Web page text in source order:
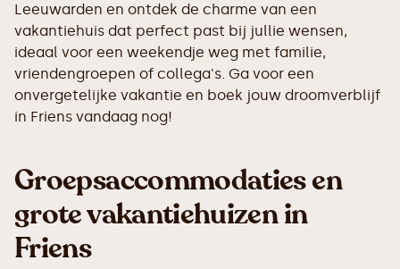
Leeuwarden en ontdek de charme van een
vakantiehuis dat perfect past bij jullie wensen,
ideaal voor een weekendje weg met familie,
vriendengroepen of collega's. Ga voor een
onvergetelijke vakantie en boek jouw droomverblijf
in Friens vandaag nog!
Groepsaccommodaties en
grote vakantiehuizen in
Friens